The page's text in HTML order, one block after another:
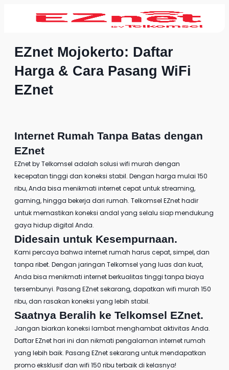
EZnet Mojokerto: Daftar
Harga & Cara Pasang WiFi
EZnet
Internet Rumah Tanpa Batas dengan
EZnet
EZnet by Telkomsel adalah solusi wifi murah dengan
kecepatan tinggi dan koneksi stabil. Dengan harga mulai 150
ribu, Anda bisa menikmati internet cepat untuk streaming,
gaming, hingga bekerja dari rumah. Telkomsel EZnet hadir
untuk memastikan koneksi andal yang selalu siap mendukung
gaya hidup digital Anda.
Didesain untuk Kesempurnaan.
Kami percaya bahwa internet rumah harus cepat, simpel, dan
tanpa ribet. Dengan jaringan Telkomsel yang luas dan kuat,
Anda bisa menikmati internet berkualitas tinggi tanpa biaya
tersembunyi. Pasang EZnet sekarang, dapatkan wifi murah 150
ribu, dan rasakan koneksi yang lebih stabil.
Saatnya Beralih ke Telkomsel EZnet.
Jangan biarkan koneksi lambat menghambat aktivitas Anda.
Daftar EZnethari ini dan nikmati pengalaman internet rumah
yang lebih baik. Pasang EZnetsekarang untuk mendapatkan
promo eksklusif dan wifi 150 ribu terbaik di kelasnya!